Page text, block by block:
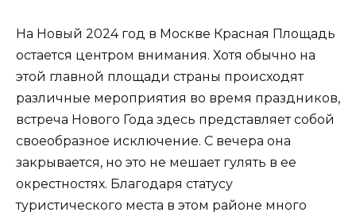
На Новый 2024 год в Москве Красная Площадь
остается центром внимания. Хотя обычно на
этой главной площади страны происходят
различные мероприятия во время праздников,
встреча Нового Года здесь представляет собой
своеобразное исключение. С вечера она
закрывается, но это не мешает гулять в ее
окрестностях. Благодаря статусу
туристического места в этом районе много